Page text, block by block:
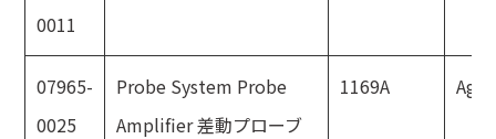
0011
07965-
0025
Probe System Probe
Amplifier 差動プローブ
1169A